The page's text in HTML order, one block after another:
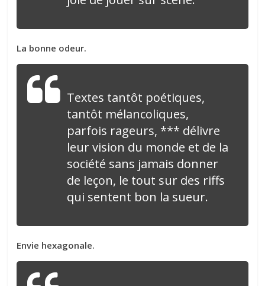
La bonne odeur.
Textes tantôt poétiques,
tantôt mélancoliques,
parfois rageurs, *** délivre
leur vision du monde et de la
société sans jamais donner
de leçon, le tout sur des riffs
qui sentent bon la sueur.
Envie hexagonale.